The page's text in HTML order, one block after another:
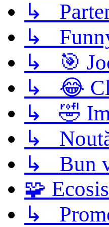
↳
↳
↳ 🎯
↳ 😂
↳ 🤣
↳
↳ Bun
🧩
↳